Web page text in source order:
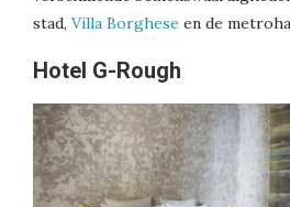
stad, Villa Borghese en de
Hotel G-Rough